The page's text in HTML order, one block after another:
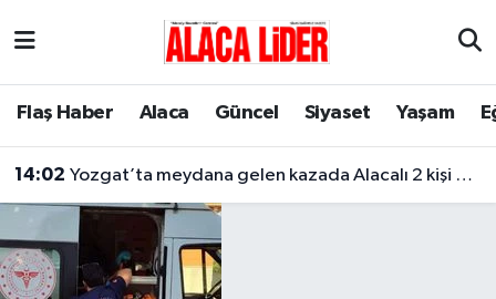
Flaş Haber Alaca Güncel Siyaset Yaşam
14:02 Yozgat’ta meydana gelen kazada Alacalı 2 kişi hayatını kaybetti
Çorum Nöbetçi Eczaneler
Çorum Trafik Yoğunluk Haritası